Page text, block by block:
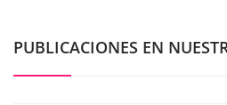
PUBLICACIONES EN